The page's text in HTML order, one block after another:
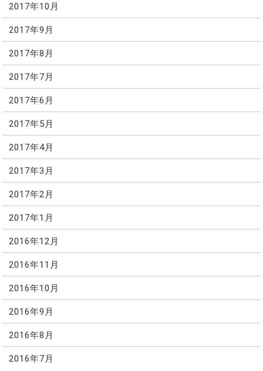
2017年10月
2017年9月
2017年8月
2017年7月
2017年6月
2017年5月
2017年4月
2017年3月
2017年2月
2017年1月
2016年12月
2016年11月
2016年10月
2016年9月
2016年8月
2016年7月